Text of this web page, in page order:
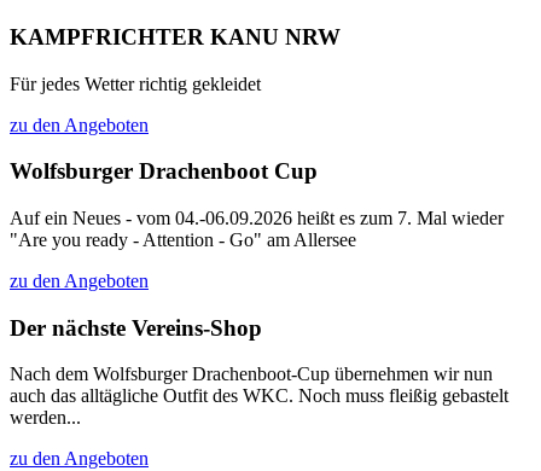
KAMPFRICHTER KANU NRW
Für jedes Wetter richtig gekleidet
zu den Angeboten
Wolfsburger Drachenboot Cup
Auf ein Neues - vom 04.-06.09.2026 heißt es zum 7. Mal wieder
"Are you ready - Attention - Go" am Allersee
zu den Angeboten
Der nächste Vereins-Shop
Nach dem Wolfsburger Drachenboot-Cup übernehmen wir nun
auch das alltägliche Outfit des WKC. Noch muss fleißig gebastelt
werden...
zu den Angeboten